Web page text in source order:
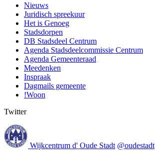
Nieuws
Juridisch spreekuur
Het is Genoeg
Stadsdorpen
DB Stadsdeel Centrum
Agenda Stadsdeelcommissie Centrum
Agenda Gemeenteraad
Meedenken
Inspraak
Dagmails gemeente
!Woon
Twitter
Wijkcentrum d' Oude Stadt @oudestadt